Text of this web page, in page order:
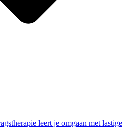
leert je omgaan met lastige